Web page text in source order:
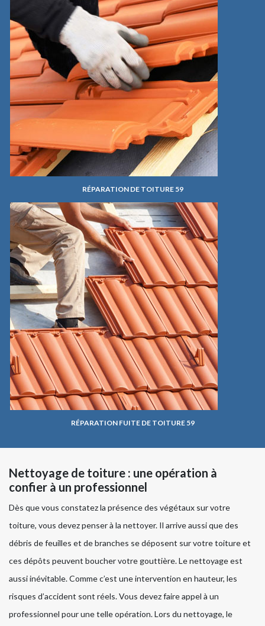
RÉPARATION DE TOITURE 59
RÉPARATION FUITE DE TOITURE 59
Nettoyage de toiture : une opération à
confier à un professionnel
Dès que vous constatez la présence des végétaux sur votre
toiture, vous devez penser à la nettoyer. Il arrive aussi que des
débris de feuilles et de branches se déposent sur votre toiture et
ces dépôts peuvent boucher votre gouttière. Le nettoyage est
aussi inévitable. Comme c’est une intervention en hauteur, les
risques d’accident sont réels. Vous devez faire appel à un
professionnel pour une telle opération. Lors du nettoyage, le